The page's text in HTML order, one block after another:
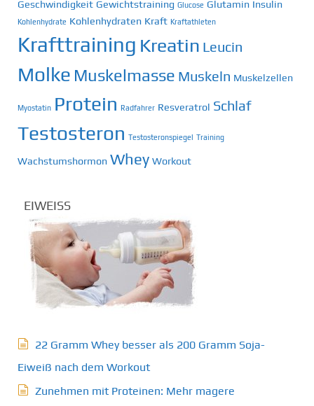
Geschwindigkeit Gewichtstraining Glucose Glutamin Insulin
Kohlenhydrate Kohlenhydraten Kraft Kraftathleten
Krafttraining Kreatin Leucin
Molke Muskelmasse Muskeln Muskelzellen
Myostatin Protein Radfahrer Resveratrol Schlaf
Testosteron Testosteronspiegel Training
Wachstumshormon Whey Workout
EIWEISS
22 Gramm Whey besser als 200 Gramm Soja-
Eiweiß nach dem Workout
Zunehmen mit Proteinen: Mehr magere